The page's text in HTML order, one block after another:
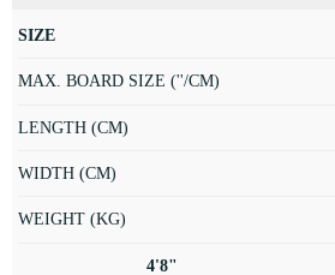
SIZE
MAX. BOARD SIZE (''/CM)
LENGTH (CM)
WIDTH (CM)
WEIGHT (KG)
4'8"